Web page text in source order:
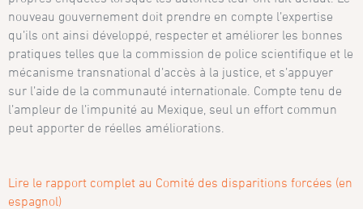
nouveau gouvernement doit prendre en compte l’expertise
qu’ils ont ainsi développé, respecter et améliorer les bonnes
pratiques telles que la commission de police scientifique et le
mécanisme transnational d’accès à la justice, et s’appuyer
sur l’aide de la communauté internationale. Compte tenu de
l’ampleur de l’impunité au Mexique, seul un effort commun
peut apporter de réelles améliorations.
Lire le rapport complet au Comité des disparitions forcées (en
espagnol)